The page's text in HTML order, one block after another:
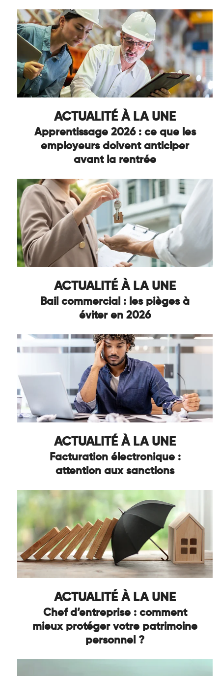
ACTUALITÉ À LA UNE
Apprentissage 2026 : ce que les
employeurs doivent anticiper
avant la rentrée
ACTUALITÉ À LA UNE
Bail commercial : les pièges à
éviter en 2026
ACTUALITÉ À LA UNE
Facturation électronique :
attention aux sanctions
ACTUALITÉ À LA UNE
Chef d’entreprise : comment
mieux protéger votre patrimoine
personnel ?